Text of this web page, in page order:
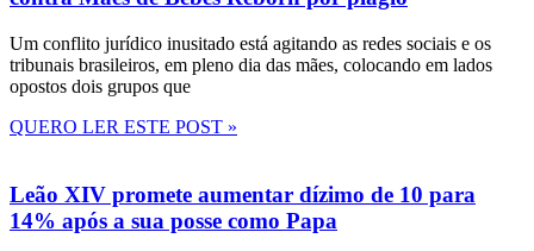
Um conflito jurídico inusitado está agitando as redes sociais e os
tribunais brasileiros, em pleno dia das mães, colocando em lados
opostos dois grupos que
QUERO LER ESTE POST »
Leão XIV promete aumentar dízimo de 10 para
14% após a sua posse como Papa